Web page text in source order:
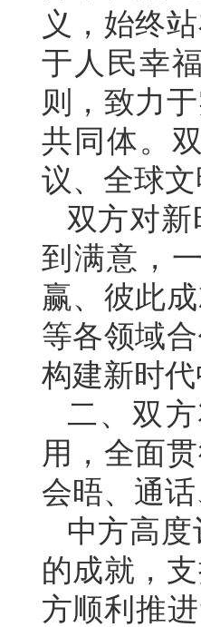
义，始终
于人民幸
则，致力
共同体。
议、全球
双方对
到满意，
赢、彼此
等各领域
构建新时
二、双
用，全面
会晤、通
中方高
的成就，
方顺利推